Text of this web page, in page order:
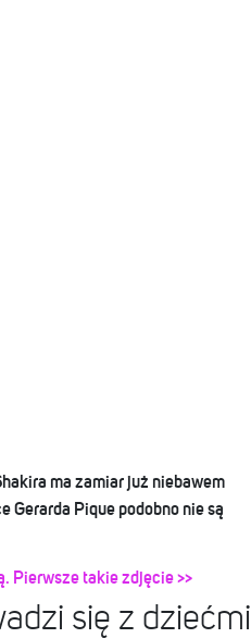
ma zamiar już niebawem
Gerarda Pique podobno nie są
Pierwsze takie zdjęcie >>
się z dziećmi